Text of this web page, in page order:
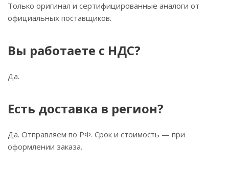
Только оригинал и сертифицированные аналоги от
официальных поставщиков.
Вы работаете с НДС?
Да.
Есть доставка в регион?
Да. Отправляем по РФ. Срок и стоимость — при
оформлении заказа.